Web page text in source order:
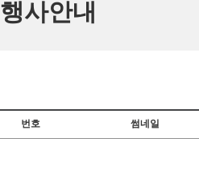
행사안내
번호 썸네일